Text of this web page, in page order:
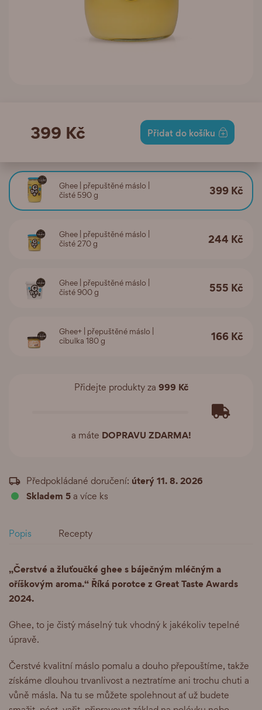
Popis Recepty
„Čerstvé a žluťoučké ghee s báječným mléčným a
oříškovým aroma.“ Říká porotce z Great Taste Awards
2024.
Ghee, to je čistý máselný tuk vhodný k jakékoliv tepelné
úpravě.
Čerstvé kvalitní máslo pomalu a douho přepouštíme, takže
získáme dlouhou trvanlivost a neztratíme ani trochu chuti a
vůně másla. Na tu se můžete spolehnout ať už budete
Předpokládané doručení: úterý 11. 8. 2026
Skladem 5a více ks
Ghee | přepuštěné máslo |
čisté 590 g
399 Kč
Ghee | přepuštěné máslo |
čisté 270 g
244 Kč
Ghee | přepuštěné máslo |
čisté 900 g
555 Kč
Ghee+ | přepuštěné máslo |
cibulka 180 g
166 Kč
399 Kč Přidat do košíku
Přidejte produkty za 999 Kč
a máte DOPRAVU ZDARMA!